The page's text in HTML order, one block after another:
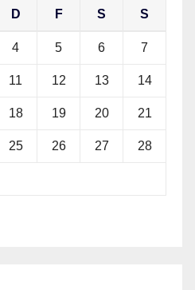
D F S S
4 5 6 7
11 12 13 14
18 19 20 21
25 26 27 28